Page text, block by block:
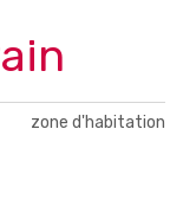
zone d'habitation